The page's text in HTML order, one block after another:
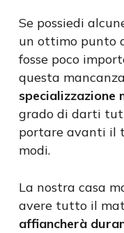
Se possiedi
un ottimo punto
fosse poco
questa
grado di darti
portare avanti il
modi.
La nostra casa
avere tutto il
affiancherà